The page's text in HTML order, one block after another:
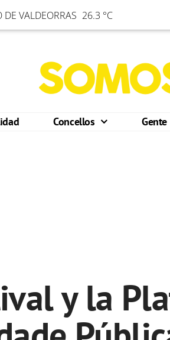
DE VALDEORRAS 26.3 °C
Concellos Gente
y la